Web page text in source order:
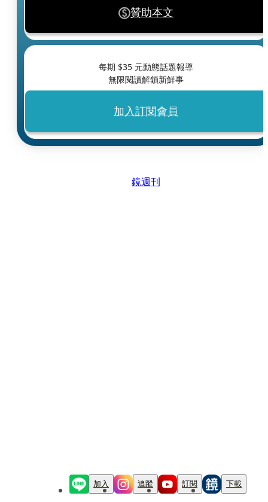
贊助本文
每期 $35 元動態話題報導
無限閱讀解鎖新鮮事
加入訂閱會員
鏡週刊
加入 追蹤 訂閱 下載